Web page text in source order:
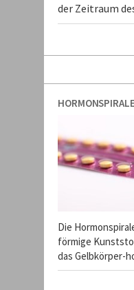
der Zeitraum
HORMONSPIRALE
Die
förmige
das Gelbkörper-